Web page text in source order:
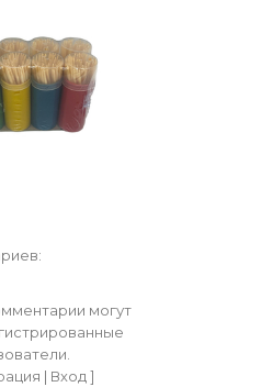
:
могут
| Вход]